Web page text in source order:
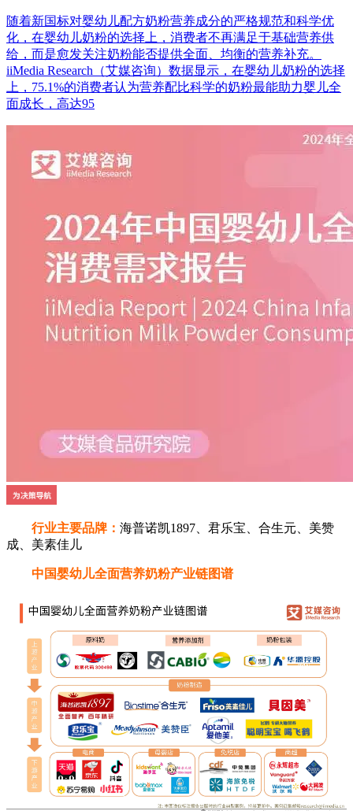
随着新国标对婴幼儿配方奶粉营养成分的严格规范和科学优
化，在婴幼儿奶粉的选择上，消费者不再满足于基础营养供
给，而是愈发关注奶粉能否提供全面、均衡的营养补充。
iiMedia Research（艾媒咨询）数据显示，在婴幼儿奶粉的选择
上，75.1%的消费者认为营养配比科学的奶粉最能助力婴儿全
面成长，高达95
行业主要品牌： 海普诺凯1897、君乐宝、合生元、美赞
成、美素佳儿
中国婴幼儿全面营养奶粉产业链图谱